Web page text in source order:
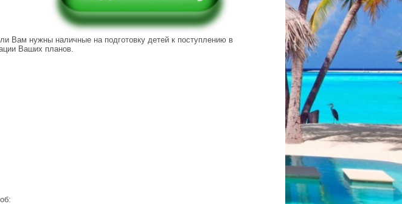
Вам нужны наличные на подготовку детей к поступлению в
Ваших планов.